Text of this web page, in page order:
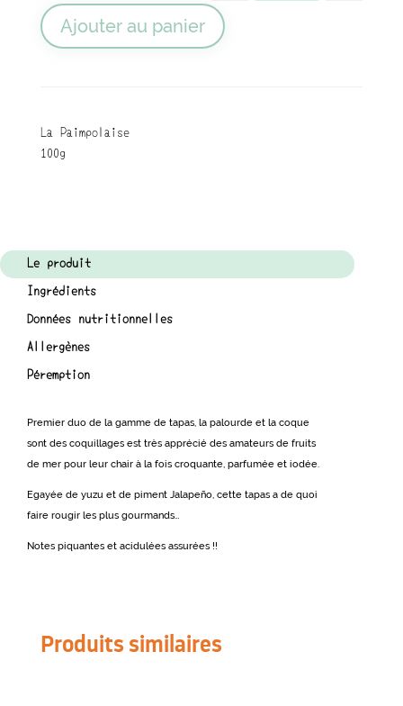
Ajouter au panier
La Paimpolaise
100g
Le produit
Ingrédients
Données nutritionnelles
Allergènes
Péremption
Premier duo de la gamme de tapas, la palourde et la coque
sont des coquillages est très apprécié des amateurs de fruits
de mer pour leur chair à la fois croquante, parfumée et iodée.
Egayée de yuzu et de piment Jalapeño, cette tapas a de quoi
faire rougir les plus gourmands…
Notes piquantes et acidulées assurées !!
Produits similaires